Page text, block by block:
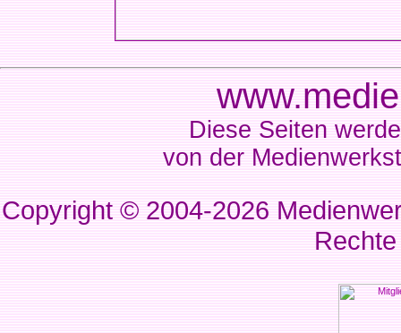
Diese Seiten
von der
Copyright © 2004-2026